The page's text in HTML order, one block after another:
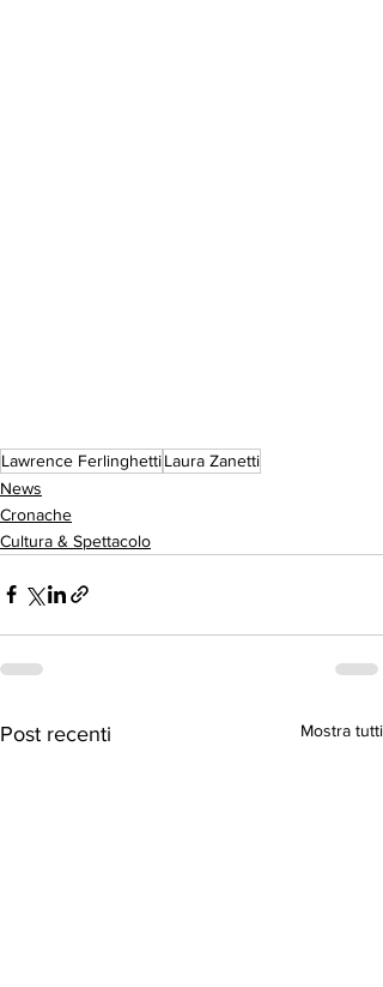
Lawrence FerlinghettiLaura Zanetti
News
Cronache
Cultura & Spettacolo
Post recenti Mostra tutti